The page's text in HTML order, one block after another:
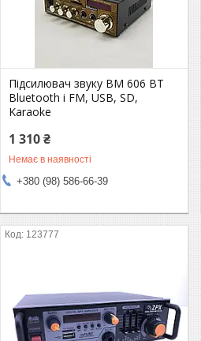
Підсилювач звуку BM 606 BT
Bluetooth і FM, USB, SD,
Karaoke
1 310 ₴
Немає в наявності
+380 (98) 586-66-39
123777